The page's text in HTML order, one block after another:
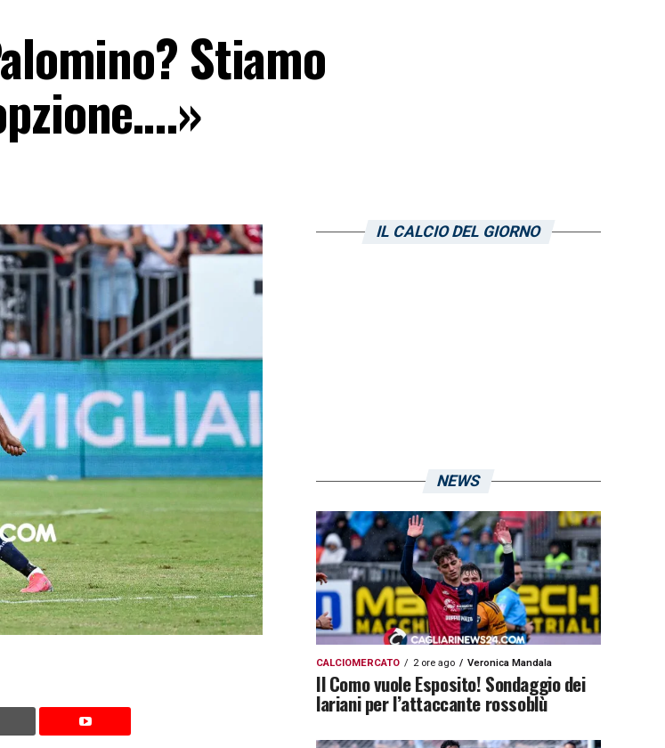
Stiamo
IL CALCIO DEL GIORNO
NEWS
CALCIOMERCATO 2 ore ago Veronica Mandala
Il Como vuole Esposito! Sondaggio dei
lariani per l’attaccante rossoblù